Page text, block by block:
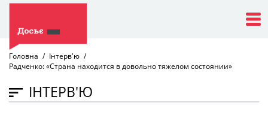
Головна
Інтерв'ю
Радченко: «Страна находится в довольно тяжелом состоянии»
ІНТЕРВ'Ю